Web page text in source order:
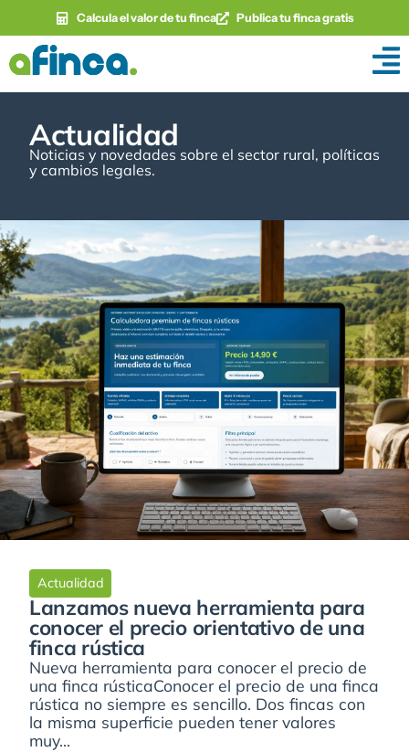
Calcula el valor de tu finca Publica tu finca gratis
Actualidad
Noticias y novedades sobre el sector rural, políticas
y cambios legales.
Actualidad
Lanzamos nueva herramienta para
conocer el precio orientativo de una
finca rústica
Nueva herramienta para conocer el precio de
una finca rústicaConocer el precio de una finca
rústica no siempre es sencillo. Dos fincas con
la misma superficie pueden tener valores
muy...